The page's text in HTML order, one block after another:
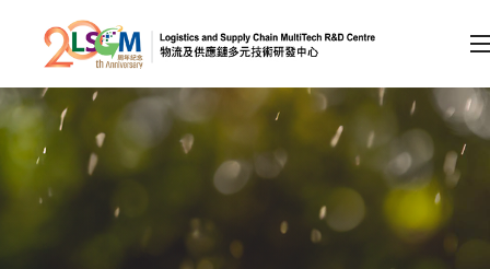
跳到內容（按回車鍵）
會員登入
A A EN 繁 简